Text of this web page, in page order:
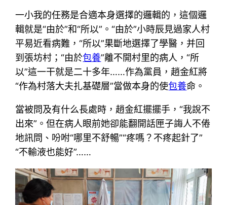
一小我的任務是合適本身選擇的邏輯的，這個邏
輯就是“由於”和“所以”。“由於”小時辰見過家人村
平易近看病難，“所以”果斷地選擇了學醫，并回
到張坊村；“由於包養”離不開村里的病人，“所
以”這一干就是二十多年……作為黨員，趙金紅將
“作為村落大夫扎基礎層”當做本身的使包養命。
當被問及有什么長處時，趙金紅擺擺手，“我說不
出來”。但在病人眼前她卻能翻開話匣子誨人不倦
地訊問、吩咐“哪里不舒暢”“疼嗎？不疼起針了”
“不輸液也能好”……